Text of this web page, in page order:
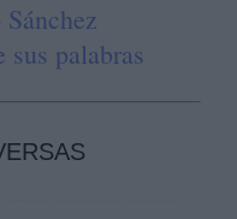
sus palabras